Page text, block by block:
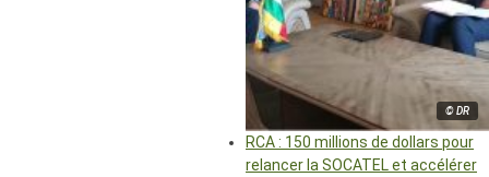
© DR
RCA : 150 millions de dollars pour
relancer la SOCATEL et accélérer